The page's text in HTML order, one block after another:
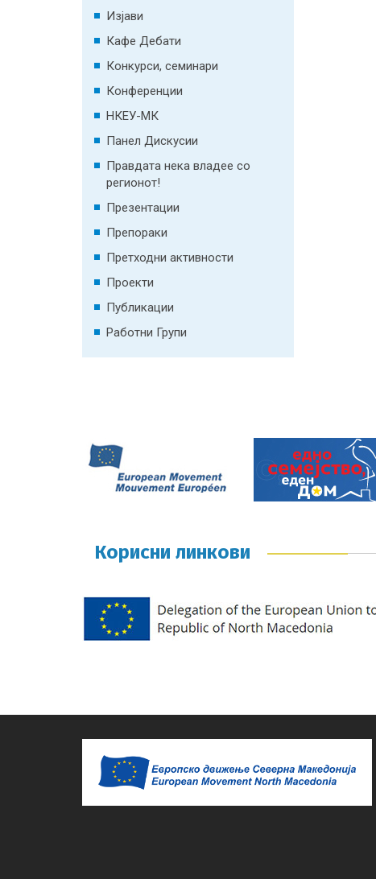
Изјави
Кафе Дебати
Конкурси, семинари
Конференции
НКЕУ-МК
Панел Дискусии
Правдата нека владее со
регионот!
Презентации
Препораки
Претходни активности
Проекти
Публикации
Работни Групи
Корисни линкови